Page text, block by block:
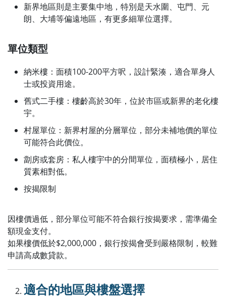
新界地區則是主要集中地，特別是天水圍、屯門、元
朗、大埔等偏遠地區，有更多細單位選擇。
單位類型
納米樓：面積100-200平方呎，設計緊湊，適合單身人
士或投資用途。
舊式二手樓：樓齡高於30年，位於市區或新界的老化樓
宇。
村屋單位：新界村屋的分層單位，部分未補地價的單位
可能符合此價位。
劏房或套房：私人樓宇中的分間單位，面積極小，居住
質素相對低。
按揭限制
因樓價過低，部分單位可能不符合銀行按揭要求，需準備全
額現金支付。
如果樓價低於$2,000,000，銀行按揭會受到嚴格限制，較難
申請高成數貸款。
適合的地區與樓盤選擇